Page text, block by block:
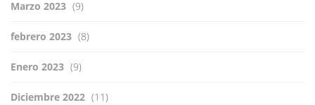
Marzo 2023 (9)
febrero 2023 (8)
Enero 2023 (9)
Diciembre 2022 (11)